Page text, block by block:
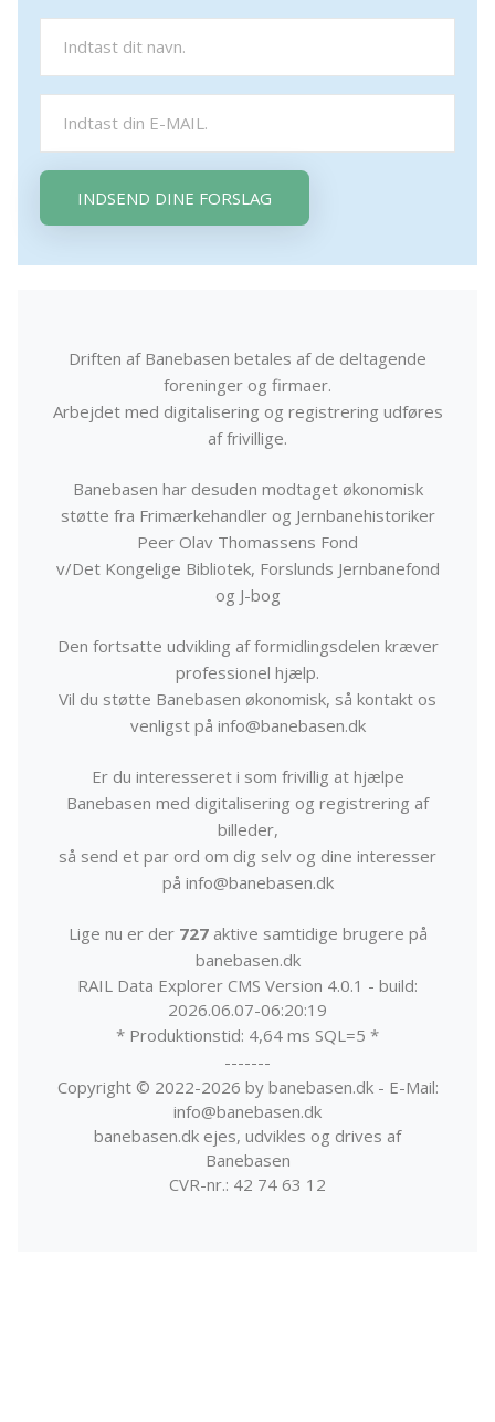
INDSEND DINE FORSLAG
Driften af Banebasen betales af de deltagende
foreninger og firmaer.
Arbejdet med digitalisering og registrering udføres
af frivillige.
Banebasen har desuden modtaget økonomisk
støtte fra Frimærkehandler og Jernbanehistoriker
Peer Olav Thomassens Fond
v/Det Kongelige Bibliotek, Forslunds Jernbanefond
og J-bog
Den fortsatte udvikling af formidlingsdelen kræver
professionel hjælp.
Vil du støtte Banebasen økonomisk, så kontakt os
venligst på info@banebasen.dk
Er du interesseret i som frivillig at hjælpe
Banebasen med digitalisering og registrering af
billeder,
så send et par ord om dig selv og dine interesser
på info@banebasen.dk
Lige nu er der 727aktive samtidige brugere på
banebasen.dk
RAIL Data Explorer CMS Version 4.0.1 - build:
2026.06.07-06:20:19
* Produktionstid: 4,64 ms SQL=5 *
-------
Copyright © 2022-2026 by banebasen.dk - E-Mail:
info@banebasen.dk
banebasen.dk ejes, udvikles og drives af
Banebasen
CVR-nr.: 42 74 63 12